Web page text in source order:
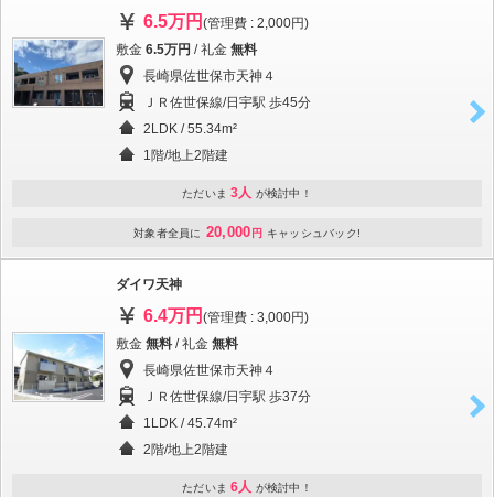
6.5万円 (管理費 : 2,000円)
敷金 6.5万円 / 礼金 無料
長崎県佐世保市天神４
ＪＲ佐世保線/日宇駅 歩45分
2LDK / 55.34m²
1階/地上2階建
ただいま 3人 が検討中！
対象者全員に 20,000 円 キャッシュバック!
ダイワ天神
6.4万円 (管理費 : 3,000円)
敷金 無料 / 礼金 無料
長崎県佐世保市天神４
ＪＲ佐世保線/日宇駅 歩37分
1LDK / 45.74m²
2階/地上2階建
ただいま 6人 が検討中！